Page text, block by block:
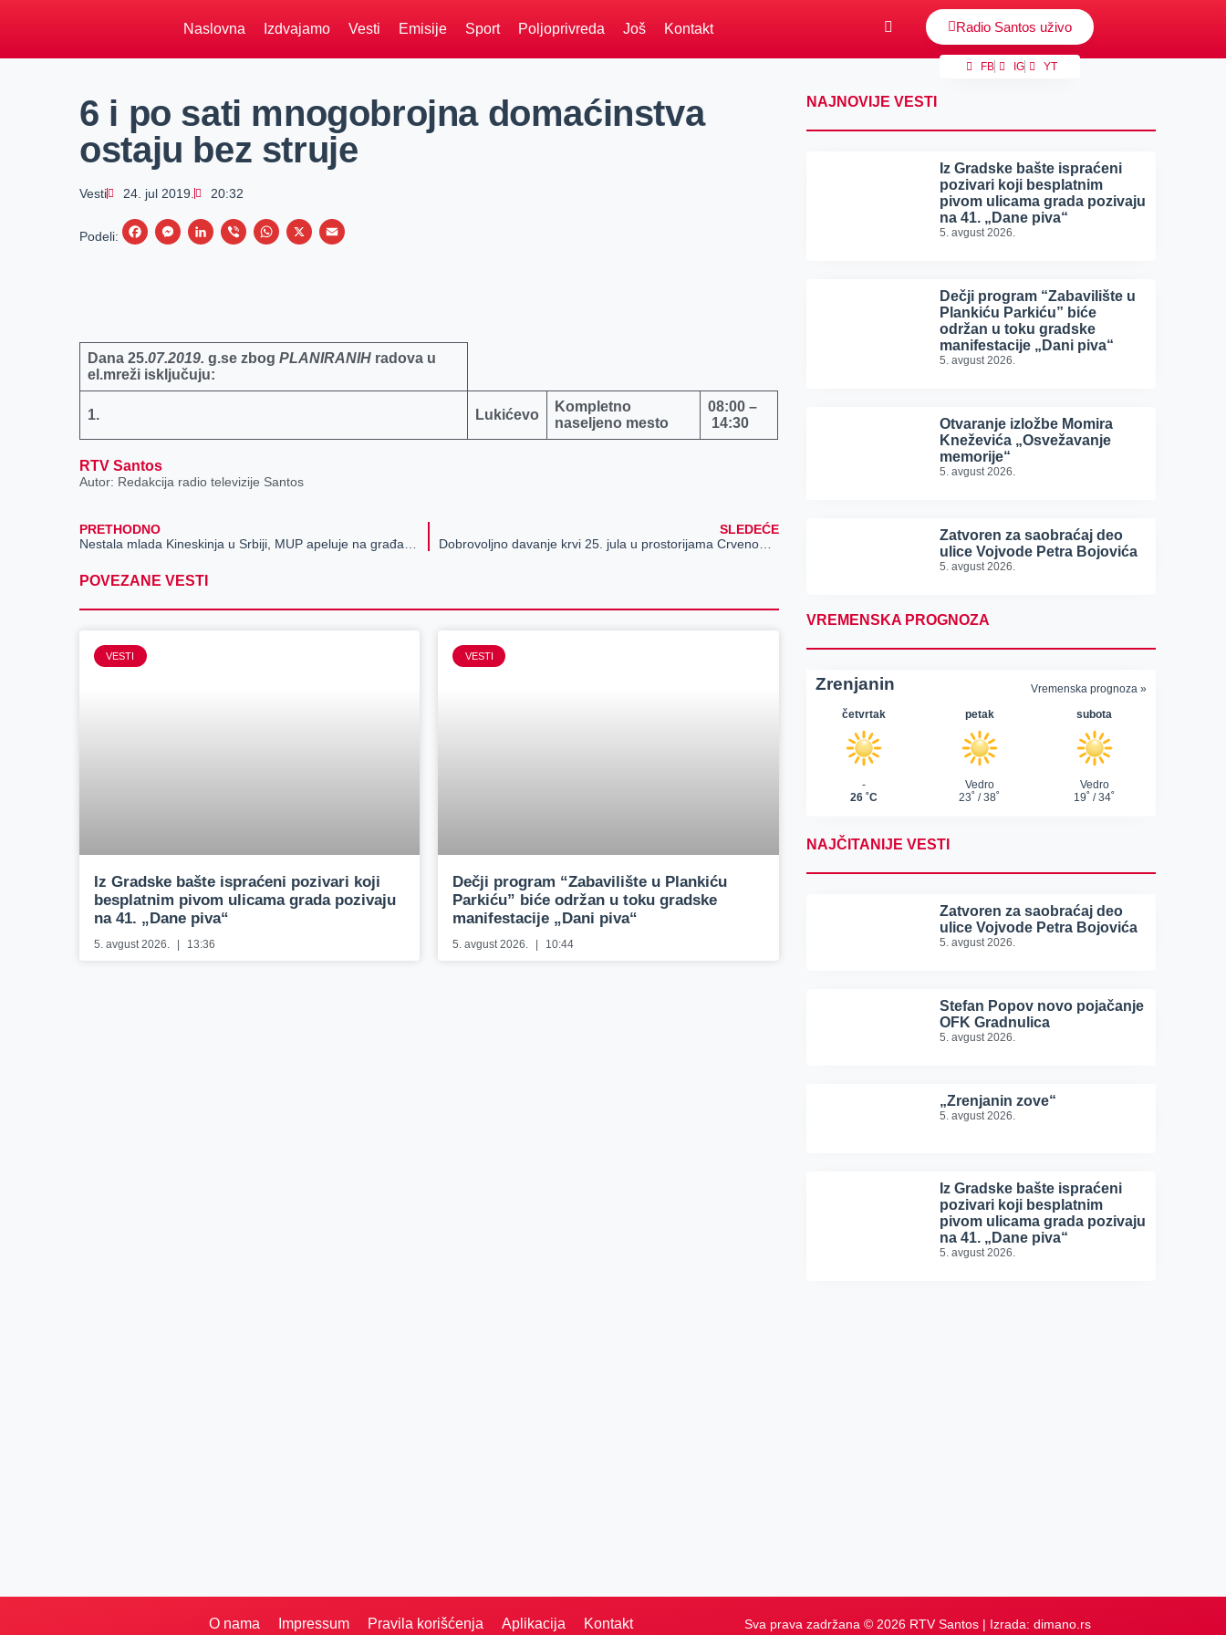
Naslovna Izdvajamo Vesti Emisije Sport Poljoprivreda Još Kontakt Radio Santos uživo
FB IG YT
6 i po sati mnogobrojna domaćinstva
ostaju bez struje
Vesti 24. jul 2019. 20:32
Podeli:
F
o
o
M
n
g
r
L
d
I
V
W
A
X
Dana25.07.2019.g.se zbogPLANIRANIH radova u
el.mreži isključuju:
1. Lukićevo
Kompletno
naseljeno mesto
08:00 –
14:30
RTV Santos
Autor: Redakcija radio televizije Santos
PRETHODNO
SLEDEĆE
POVEZANE VESTI
VESTI
Iz Gradske bašte ispraćeni pozivari koji
besplatnim pivom ulicama grada pozivaju
na 41. „Dane piva“
5. avgust 2026. 13:36
VESTI
Dečji program “Zabavilište u Plankiću
Parkiću” biće održan u toku gradske
manifestacije „Dani piva“
5. avgust 2026. 10:44
NAJNOVIJE VESTI
Iz Gradske bašte ispraćeni
pozivari koji besplatnim
pivom ulicama grada pozivaju
na 41. „Dane piva“
5. avgust 2026.
Dečji program “Zabavilište u
Plankiću Parkiću” biće
održan u toku gradske
manifestacije „Dani piva“
5. avgust 2026.
Otvaranje izložbe Momira
Kneževića „Osvežavanje
memorije“
5. avgust 2026.
Zatvoren za saobraćaj deo
ulice Vojvode Petra Bojovića
5. avgust 2026.
VREMENSKA PROGNOZA
NAJČITANIJE VESTI
Zatvoren za saobraćaj deo
ulice Vojvode Petra Bojovića
5. avgust 2026.
Stefan Popov novo pojačanje
OFK Gradnulica
5. avgust 2026.
„Zrenjanin zove“
5. avgust 2026.
Iz Gradske bašte ispraćeni
pozivari koji besplatnim
pivom ulicama grada pozivaju
na 41. „Dane piva“
5. avgust 2026.
O nama Impressum Pravila korišćenja Aplikacija Kontakt Sva prava zadržana © 2026 RTV Santos | Izrada: dimano.rs